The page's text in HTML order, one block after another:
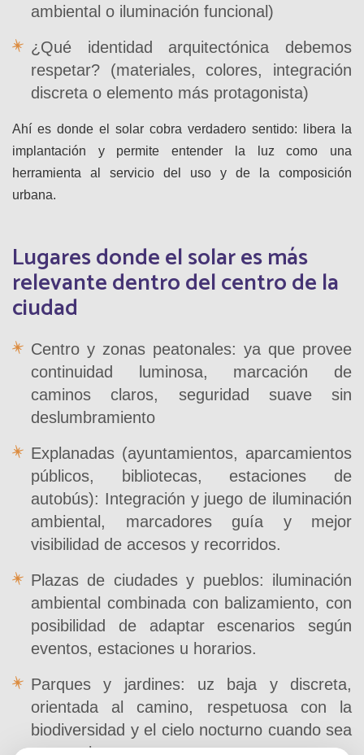
ambiental o iluminación funcional)
¿Qué identidad arquitectónica debemos
respetar? (materiales, colores, integración
discreta o elemento más protagonista)
Ahí es donde el solar cobra verdadero sentido: libera la
implantación y permite entender la luz como una
herramienta al servicio del uso y de la composición
urbana.
Lugares donde el solar es más
relevante dentro del centro de la
ciudad
Centro y zonas peatonales: ya que provee
continuidad luminosa, marcación de
caminos claros, seguridad suave sin
deslumbramiento
Explanadas (ayuntamientos, aparcamientos
públicos, bibliotecas, estaciones de
autobús): Integración y juego de iluminación
ambiental, marcadores guía y mejor
visibilidad de accesos y recorridos.
Plazas de ciudades y pueblos: iluminación
ambiental combinada con balizamiento, con
posibilidad de adaptar escenarios según
eventos, estaciones u horarios.
Parques y jardines: uz baja y discreta,
orientada al camino, respetuosa con la
biodiversidad y el cielo nocturno cuando sea